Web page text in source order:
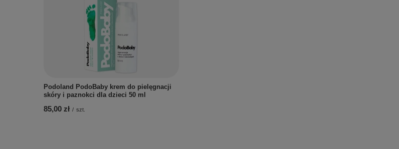
Podoland PodoBaby krem do pielęgnacji
skóry i paznokci dla dzieci 50 ml
85,00 zł / szt.